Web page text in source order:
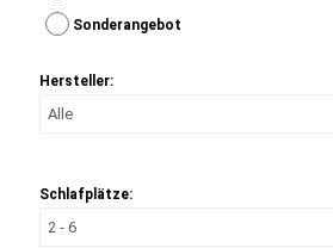
Sonderangebot
Hersteller:
Schlafplätze: